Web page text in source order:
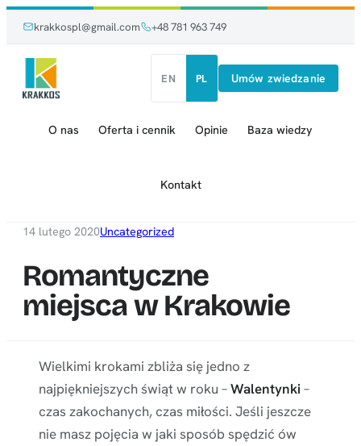
treści
treści
krakkospl@gmail.com +48 781 963 749
O nas Oferta i cennik Opinie Baza wiedzy
Kontakt
EN PL Umów zwiedzanie
14 lutego 2020Uncategorized
Romantyczne
miejsca w Krakowie
Wielkimi krokami zbliża się jedno z
najpiękniejszych świąt w roku –Walentynki –
czas zakochanych, czas miłości. Jeśli jeszcze
nie masz pojęcia w jaki sposób spędzić ów